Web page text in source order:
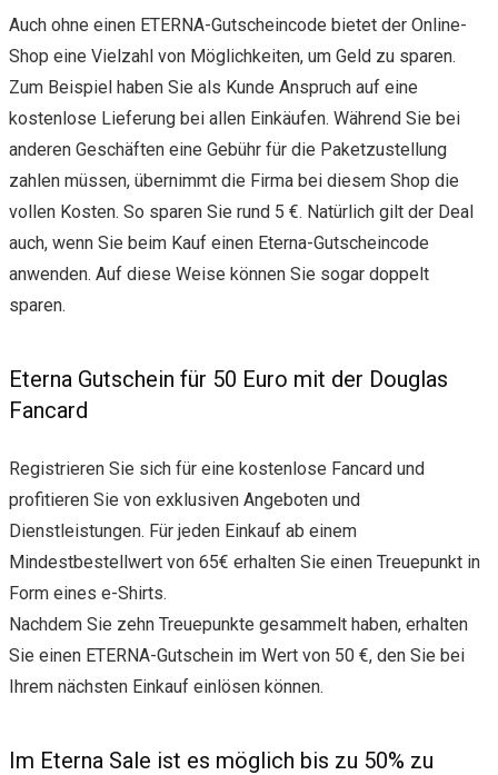
Auch ohne einen ETERNA-Gutscheincode bietet der Online-
Shop eine Vielzahl von Möglichkeiten, um Geld zu sparen.
Zum Beispiel haben Sie als Kunde Anspruch auf eine
kostenlose Lieferung bei allen Einkäufen. Während Sie bei
anderen Geschäften eine Gebühr für die Paketzustellung
zahlen müssen, übernimmt die Firma bei diesem Shop die
vollen Kosten. So sparen Sie rund 5 €. Natürlich gilt der Deal
auch, wenn Sie beim Kauf einen Eterna-Gutscheincode
anwenden. Auf diese Weise können Sie sogar doppelt
sparen.
Eterna Gutschein für 50 Euro mit der Douglas
Fancard
Registrieren Sie sich für eine kostenlose Fancard und
profitieren Sie von exklusiven Angeboten und
Dienstleistungen. Für jeden Einkauf ab einem
Mindestbestellwert von 65€ erhalten Sie einen Treuepunkt in
Form eines e-Shirts.
Nachdem Sie zehn Treuepunkte gesammelt haben, erhalten
Sie einen ETERNA-Gutschein im Wert von 50 €, den Sie bei
Ihrem nächsten Einkauf einlösen können.
Im Eterna Sale ist es möglich bis zu 50% zu